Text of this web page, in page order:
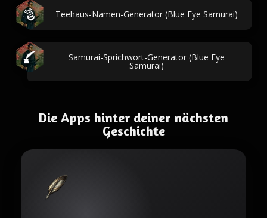
Teehaus-Namen-Generator (Blue Eye Samurai)
Samurai-Sprichwort-Generator (Blue Eye
Samurai)
Die Apps hinter deiner nächsten
Geschichte